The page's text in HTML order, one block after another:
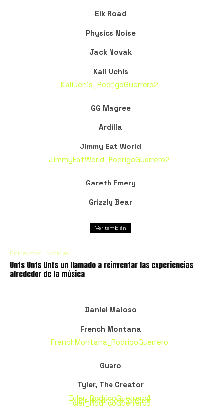
Elk Road
Physics Noise
Jack Novak
Kali Uchis
KaliUchis_RodrigoGuerrero2
GG Magree
Ardilla
Jimmy Eat World
JimmyEatWorld_RodrigoGuerrero2
Gareth Emery
Grizzly Bear
Ver también
Entrevistas Noticias
Unts Unts Unts un llamado a reinventar las experiencias
alrededor de la música
Daniel Maloso
French Montana
FrenchMontana_RodrigoGuerrero
Guero
Tyler, The Creator
Tyler_RodrigoGuerrero4
Tyler_RodrigoGuerrero
Tyler_RodrigoGuerrero3